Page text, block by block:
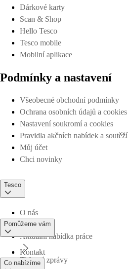
Dárkové karty
Scan & Shop
Hello Tesco
Tesco mobile
Mobilní aplikace
Podmínky a nastavení
Všeobecné obchodní podmínky
Ochrana osobních údajů a cookies
Nastavení soukromí a cookies
Pravidla akčních nabídek a soutěží
Můj účet
Chci novinky
Tesco
O nás
Aktuální nabídka práce
Tiskové zprávy
Pomůžeme vám
Kontakt
Co nabízíme